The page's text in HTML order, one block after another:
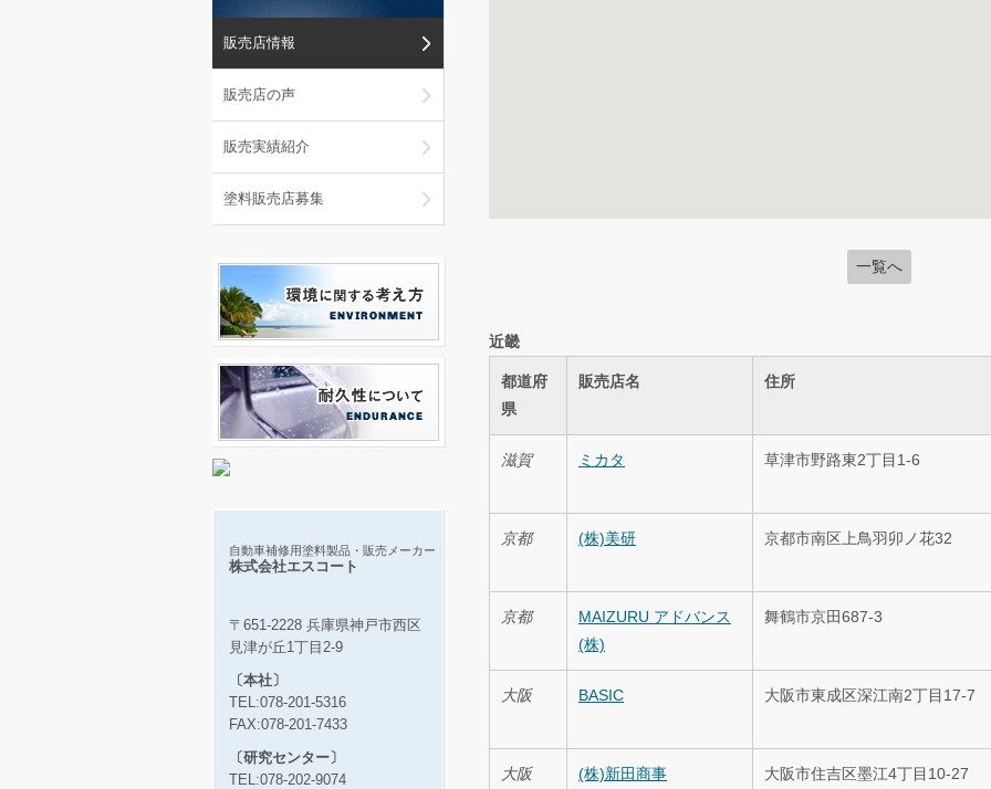
一覧へ
近畿
都道府
県
販売店名 住所
滋賀 ミカタ 草津市野路東2丁目1-6
京都 (株)美研 京都市南区上鳥羽卯ノ花32
京都
MAIZURU アドバンス
(株)
舞鶴市京田687-3
大阪 BASIC 大阪市東成区深江南2丁目17-7
大阪 (株)新田商事 大阪市住吉区墨江4丁目10-27
販売店情報
販売店の声
販売実績紹介
塗料販売店募集
自動車補修用塗料製品・販売メーカー
株式会社エスコート
〒651-2228 兵庫県神戸市西区
見津が丘1丁目2-9
〔本社〕
TEL:078-201-5316
FAX:078-201-7433
〔研究センター〕
TEL:078-202-9074